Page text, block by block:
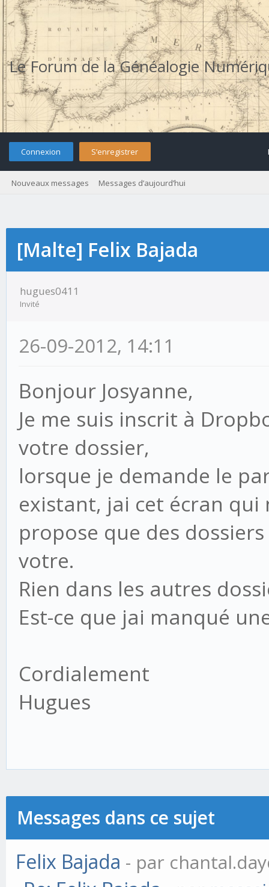
Le Forum de la Généalogie
Connexion S’enregistrer
Nouveaux messages Messages d’aujourd’hui
[Malte] Felix Bajada
hugues0411
Invité
26-09-2012, 14:11
Bonjour Josyanne,
Je me suis inscrit à
votre dossier,
lorsque je demande le
existant, jai cet écran qui
propose que des
votre.
Rien dans les autres
Est-ce que jai manqué
Cordialement
Hugues
Messages dans ce sujet
Felix Bajada - par